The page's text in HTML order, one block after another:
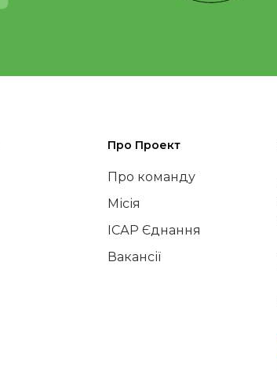
Про Проект
Про команду
Місія
ІСАР Єднання
Вакансії